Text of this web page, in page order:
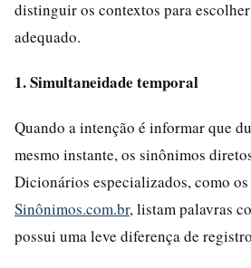
distinguir os contextos para
adequado.
1. Simultaneidade temporal
Quando a intenção é informar que
mesmo instante, os sinônimos
Dicionários especializados, como
Sinônimos.com.br, listam palavras
possui uma leve diferença de